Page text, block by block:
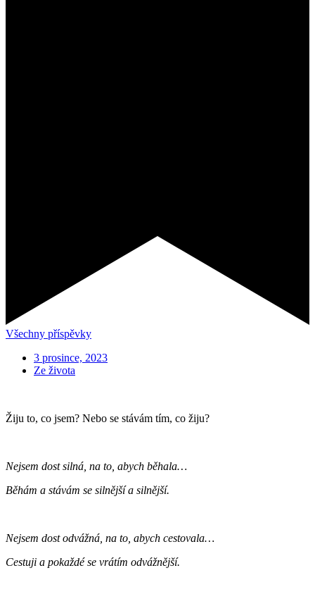
Všechny příspěvky
3 prosince, 2023
Ze života
Žiju to, co jsem? Nebo se stávám tím, co žiju?
Nejsem dost silná, na to, abych běhala…
Běhám a stávám se silnější a silnější.
Nejsem dost odvážná, na to, abych cestovala…
Cestuji a pokaždé se vrátím odvážnější.